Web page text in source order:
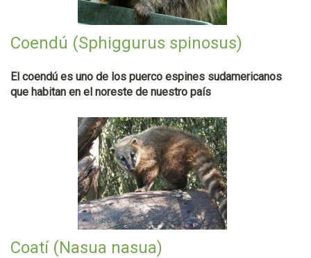
Coendú (Sphiggurus spinosus)
El coendú es uno de los puerco espines sudamericanos
que habitan en el noreste de nuestro país
Coatí (Nasua nasua)